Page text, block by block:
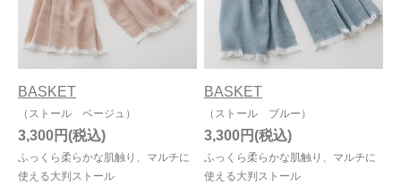
International Shipping
今治タオルについて
当サイトについて
BASKET
（ストール ベージュ）
ふっくら柔らかな肌触り、マルチに
使える大判ストール
3,300円
BASKET
（ストール ブルー）
ふっくら柔らかな肌触り、マルチに
使える大判ストール
3,300円